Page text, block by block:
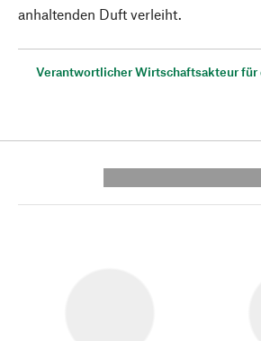
anhaltenden Duft verleiht.
Verantwortlicher Wirtschaftsakteur für